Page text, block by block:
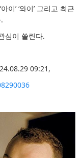
이’ ‘와이’ 그리고 최근
심이 쏠린다.
09:21,